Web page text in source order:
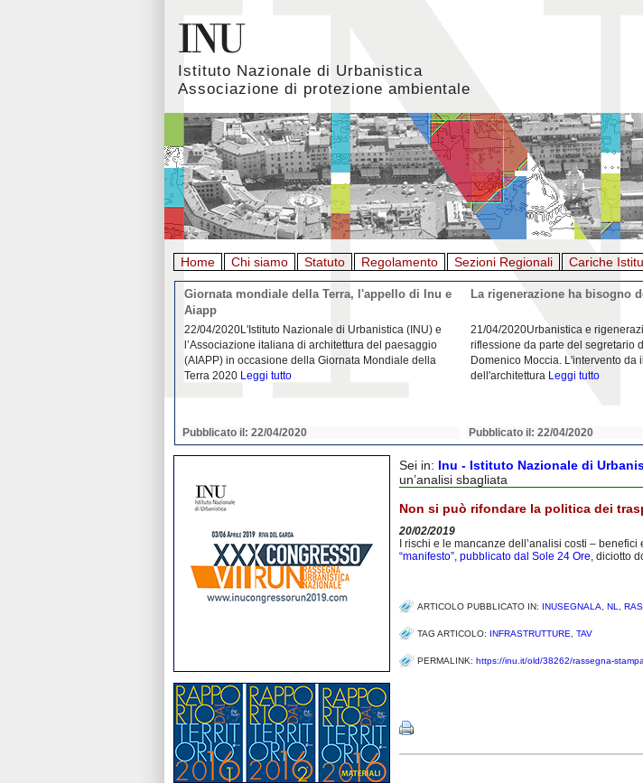
Istituto Nazionale di Urbanistica
Associazione di protezione ambientale
Home Chi siamo Statuto Regolamento Sezioni Regionali Cariche
Giornata mondiale della Terra, l'appello di Inu e
Aiapp
22/04/2020L'Istituto Nazionale di Urbanistica (INU) e
l’Associazione italiana di architettura del paesaggio
(AIAPP) in occasione della Giornata Mondiale della
Terra 2020 Leggi tutto
Pubblicato il: 22/04/2020
La rigenerazione ha bisogno
21/04/2020Urbanistica e
riflessione da parte del segretario
Domenico Moccia. L'intervento da
dell'architettura Leggi tutto
Pubblicato il: 22/04/2020
Sei in: Inu - Istituto Nazionale di
un’analisi sbagliata
Non si può rifondare la politica dei
20/02/2019
I rischi e le mancanze dell’analisi costi –
“manifesto”, pubblicato dal Sole 24 Ore, diciotto
ARTICOLO PUBBLICATO IN: INUSEGNALA NL
TAG ARTICOLO: INFRASTRUTTURE TAV
PERMALINK: https://inu.it/old/38262/rassegna-